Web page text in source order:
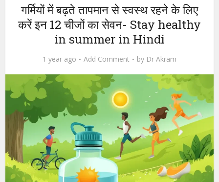
गर्मियों में बढ़ते तापमान से स्वस्थ रहने के लिए
करें इन 12 चीजों का सेवन- Stay healthy
in summer in Hindi
1 year ago Add Comment by Dr Akram